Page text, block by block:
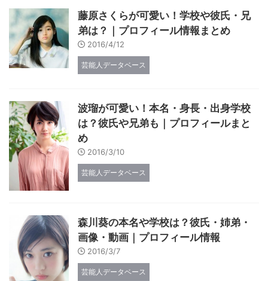
藤原さくらが可愛い！学校や彼氏・兄
弟は？｜プロフィール情報まとめ
2016/4/12
芸能人データベース
波瑠が可愛い！本名・身長・出身学校
は？彼氏や兄弟も｜プロフィールまと
め
2016/3/10
芸能人データベース
森川葵の本名や学校は？彼氏・姉弟・
画像・動画｜プロフィール情報
2016/3/7
芸能人データベース